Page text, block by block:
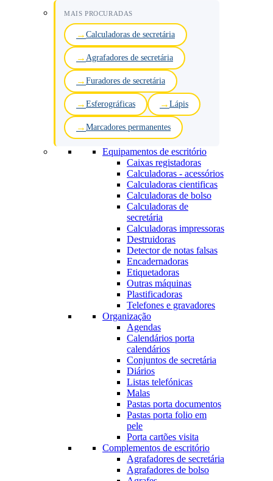
MAIS PROCURADAS
Calculadoras de secretária
Agrafadores de secretária
Furadores de secretária
Esferográficas Lápis
Marcadores permanentes
Equipamentos de escritório
Caixas registadoras
Calculadoras - acessórios
Calculadoras cientificas
Calculadoras de bolso
Calculadoras de
secretária
Calculadoras impressoras
Destruidoras
Detector de notas falsas
Encadernadoras
Etiquetadoras
Outras máquinas
Plastificadoras
Telefones e gravadores
Organização
Agendas
Calendários porta
calendários
Conjuntos de secretária
Diários
Listas telefónicas
Malas
Pastas porta documentos
Pastas porta folio em
pele
Porta cartões visita
Complementos de escritório
Agrafadores de secretária
Agrafadores de bolso